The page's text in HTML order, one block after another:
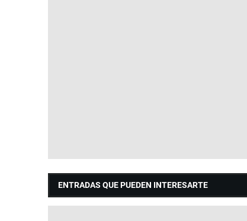
ENTRADAS QUE PUEDEN INTERESARTE